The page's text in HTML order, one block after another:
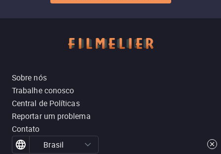
Sobre nós
Trabalhe conosco
Central de Políticas
Reportar um problema
Contato
Brasil